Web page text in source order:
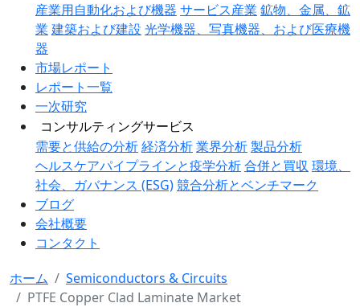
産業用自動化および機器 サービス産業 鉱物、金属、鉱
業 建築および建設 光学機器、写真機器、および医療機
器
市場レポート
レポート一覧
一次研究
コンサルティングサービス
需要と供給の分析経済分析業界分析製品分析
ヘルスケアパイプラインと疫学分析合併と買収 環境、
社会、ガバナンス (ESG)競合分析とベンチマーク
ブログ
会社概要
コンタクト
ホーム
Semiconductors & Circuits
PTFE Copper Clad Laminate Market